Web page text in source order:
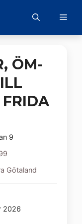
ÖM-
9
Götaland
2026